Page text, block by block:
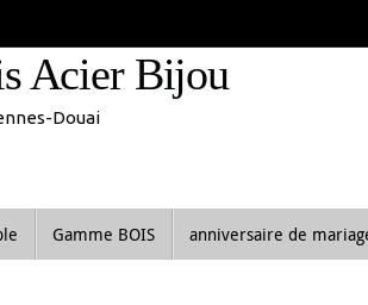
inclus. Vous pouvez commander, les
Acier Bijou
Douai
Gamme BOIS anniversaire de